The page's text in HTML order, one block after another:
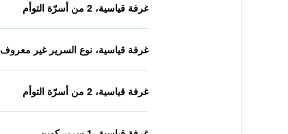
غرفة قياسية، 2 من أسرّة التوأم
غرفة قياسية، نوع السرير غير معروف
غرفة قياسية، 2 من أسرّة التوأم